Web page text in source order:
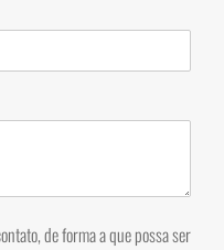
de forma a que possa ser